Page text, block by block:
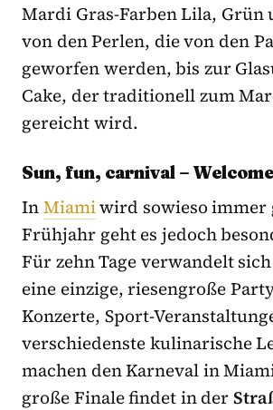
Mardi Gras-Farben Lila, Grün
von den Perlen, die von den
geworfen werden, bis zur
Cake, der traditionell zum
gereicht wird.
Sun, fun, carnival –
InMiamiwird sowieso immer
Frühjahr geht es jedoch
Für zehn Tage verwandelt
eine einzige, riesengroße
Konzerte, Sport-
verschiedenste kulinarische
machen den Karneval in
große Finale findet in der